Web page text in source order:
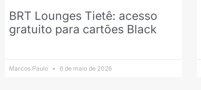
BRT Lounges Tietê: acesso
gratuito para cartões Black
Marcos Paulo 6 de maio de 2026